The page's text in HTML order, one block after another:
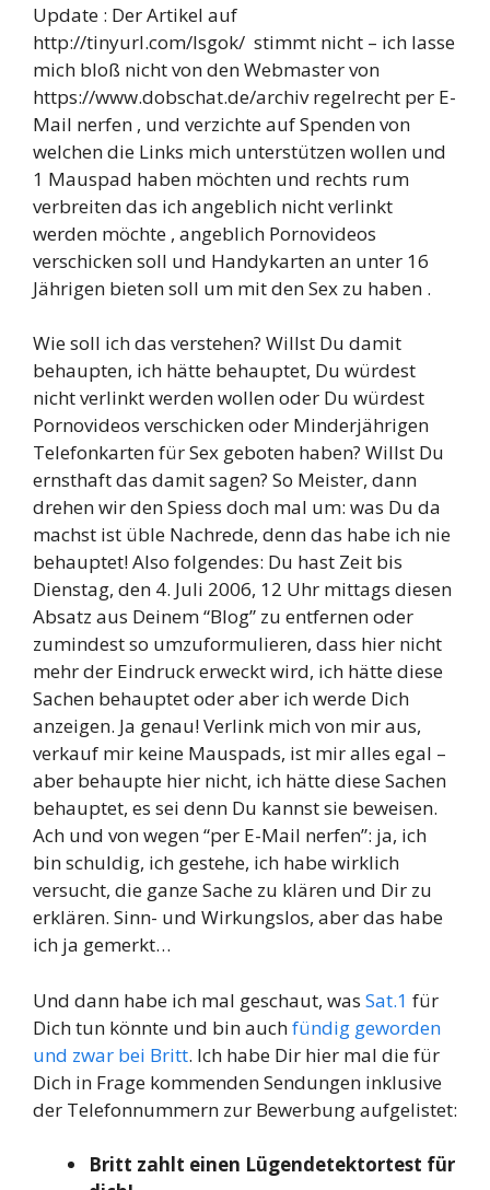
Update : Der Artikel auf
http://tinyurl.com/lsgok/ stimmt nicht – ich lasse
mich bloß nicht von den Webmaster von
https://www.dobschat.de/archiv regelrecht per E-
Mail nerfen , und verzichte auf Spenden von
welchen die Links mich unterstützen wollen und
1 Mauspad haben möchten und rechts rum
verbreiten das ich angeblich nicht verlinkt
werden möchte , angeblich Pornovideos
verschicken soll und Handykarten an unter 16
Jährigen bieten soll um mit den Sex zu haben .
Wie soll ich das verstehen? Willst Du damit
behaupten, ich hätte behauptet, Du würdest
nicht verlinkt werden wollen oder Du würdest
Pornovideos verschicken oder Minderjährigen
Telefonkarten für Sex geboten haben? Willst Du
ernsthaft das damit sagen? So Meister, dann
drehen wir den Spiess doch mal um: was Du da
machst ist üble Nachrede, denn das habe ich nie
behauptet! Also folgendes: Du hast Zeit bis
Dienstag, den 4. Juli 2006, 12 Uhr mittags diesen
Absatz aus Deinem “Blog” zu entfernen oder
zumindest so umzuformulieren, dass hier nicht
mehr der Eindruck erweckt wird, ich hätte diese
Sachen behauptet oder aber ich werde Dich
anzeigen. Ja genau! Verlink mich von mir aus,
verkauf mir keine Mauspads, ist mir alles egal –
aber behaupte hier nicht, ich hätte diese Sachen
behauptet, es sei denn Du kannst sie beweisen.
Ach und von wegen “per E-Mail nerfen”: ja, ich
bin schuldig, ich gestehe, ich habe wirklich
versucht, die ganze Sache zu klären und Dir zu
erklären. Sinn- und Wirkungslos, aber das habe
ich ja gemerkt…
Und dann habe ich mal geschaut, was Sat.1 für
Dich tun könnte und bin auchfündig geworden
und zwar bei Britt. Ich habe Dir hier mal die für
Dich in Frage kommenden Sendungen inklusive
der Telefonnummern zur Bewerbung aufgelistet:
Britt zahlt einen Lügendetektortest für